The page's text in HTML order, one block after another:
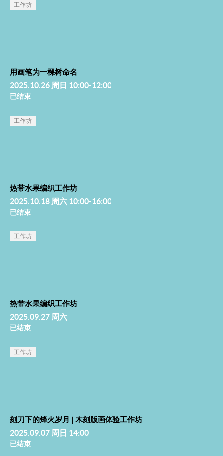
工作坊
用画笔为一棵树命名
2025.10.26 周日 10:00-12:00
已结束
工作坊
热带水果编织工作坊
2025.10.18 周六 10:00-16:00
已结束
工作坊
热带水果编织工作坊
2025.09.27 周六
已结束
工作坊
刻刀下的烽火岁月 | 木刻版画体验工作坊
2025.09.07 周日 14:00
已结束